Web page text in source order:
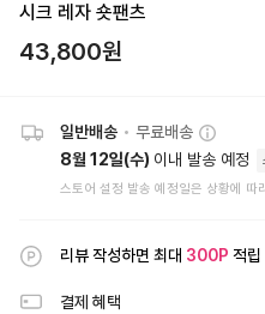
시크 레자 숏팬츠
43,800원
일반배송 • 무료배송
8월 12일(수) 이내 발송 예정
스토어 설정 발송 예정일은 상황에 따
리뷰 작성하면 최대 300P 적립
결제 혜택